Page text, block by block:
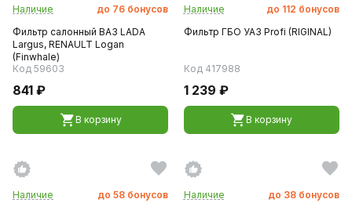
Наличие до 76 бонусов
Фильтр салонный ВАЗ LADA
Largus, RENAULT Logan
(Finwhale)
Код 59603
841 ₽
В корзину
Наличие до 112 бонусов
Фильтр ГБО УАЗ Profi (RIGINAL)
Код 417988
1 239 ₽
В корзину
Наличие до 58 бонусов
Наличие до 38 бонусов